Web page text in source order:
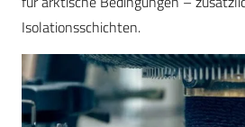
Isolationsschichten.